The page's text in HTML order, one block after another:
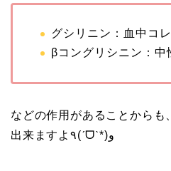
グシリニン：血中コ
βコングリシニン：中
などの作用があることからも
出来ますよ٩(ˊᗜˋ*)و